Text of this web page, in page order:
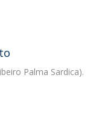
Palma Sardica).